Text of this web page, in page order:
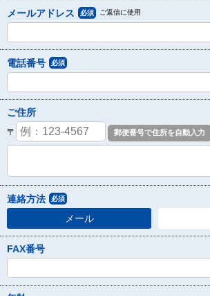
メールアドレス 必須 ご返信に使用
電話番号 必須
ご住所
〒
連絡方法 必須
メール
FAX番号